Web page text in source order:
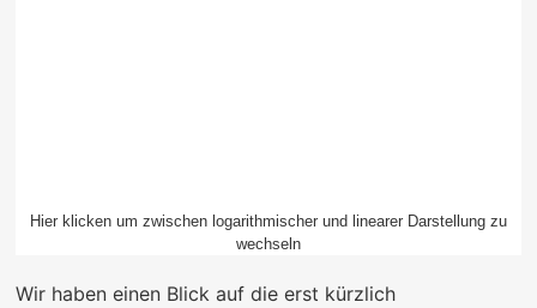
Hier klicken um zwischen logarithmischer und linearer Darstellung zu
wechseln
Wir haben einen Blick auf die erst kürzlich